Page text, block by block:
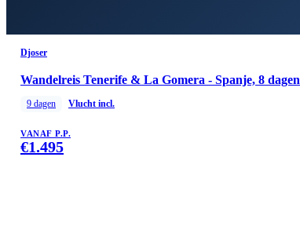
Djoser
Wandelreis Tenerife & La Gomera - Spanje, 8 dagen
9 dagen Vlucht incl.
VANAF P.P.
€1.495